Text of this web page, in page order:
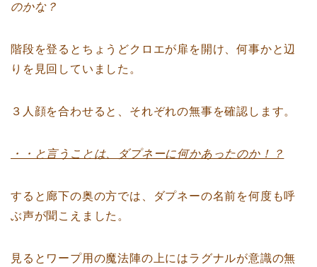
のかな？
階段を登るとちょうどクロエが扉を開け、何事かと辺
りを見回していました。
３人顔を合わせると、それぞれの無事を確認します。
・・と言うことは、ダプネーに何かあったのか！？
すると廊下の奥の方では、ダプネーの名前を何度も呼
ぶ声が聞こえました。
見るとワープ用の魔法陣の上にはラグナルが意識の無